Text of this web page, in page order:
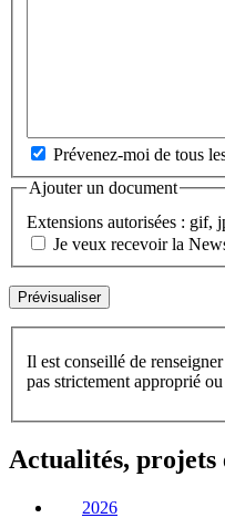
Prévenez-moi de tous
Ajouter un document
Extensions autorisées : gif,
Je veux recevoir la
Il est conseillé de
pas strictement approprié
Actualités, projets
2026